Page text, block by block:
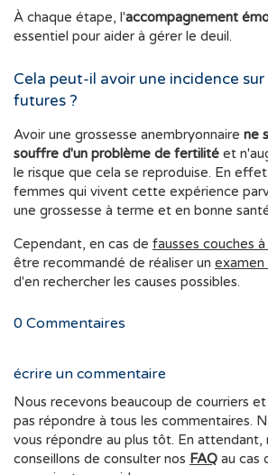
À chaque étape, l'accompagnement
essentiel pour aider à gérer le deuil.
Cela peut-il avoir une incidence sur
futures ?
Avoir une grossesse anembryonnaire ne
souffre d'un problème de fertilité et
le risque que cela se reproduise. En
femmes qui vivent cette expérience
une grossesse à terme et en bonne
Cependant, en cas de fausses couches
être recommandé de réaliser un
d'en rechercher les causes possibles.
0 Commentaires
écrire un commentaire
Nous recevons beaucoup de courriers
pas répondre à tous les commentaires.
vous répondre au plus tôt. En attendant,
conseillons de consulter nos FAQ au cas